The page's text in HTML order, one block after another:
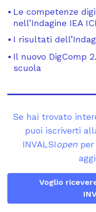
Le competenze
nell’Indagine IEA
I risultati
Il nuovo DigComp
scuola
Se hai trovato
puoi iscriverti
INVALSIopen
Voglio